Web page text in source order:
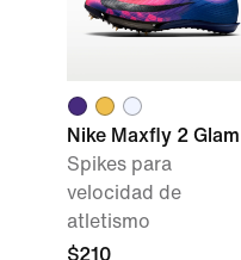
Nike Maxfly 2 Glam
Spikes para
velocidad de
atletismo
$210